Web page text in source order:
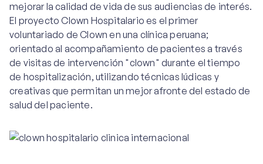
mejorar la calidad de vida de sus audiencias de interés.
El proyecto Clown Hospitalario es el primer
voluntariado de Clown en una clínica peruana;
orientado al acompañamiento de pacientes a través
de visitas de intervención "clown" durante el tiempo
de hospitalización, utilizando técnicas lúdicas y
creativas que permitan un mejor afronte del estado de
salud del paciente.